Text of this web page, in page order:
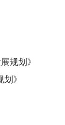
规划》
》